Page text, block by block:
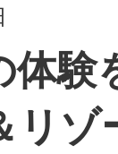
体験
リゾ